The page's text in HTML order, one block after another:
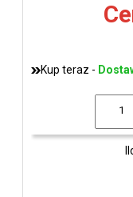
Kup teraz -